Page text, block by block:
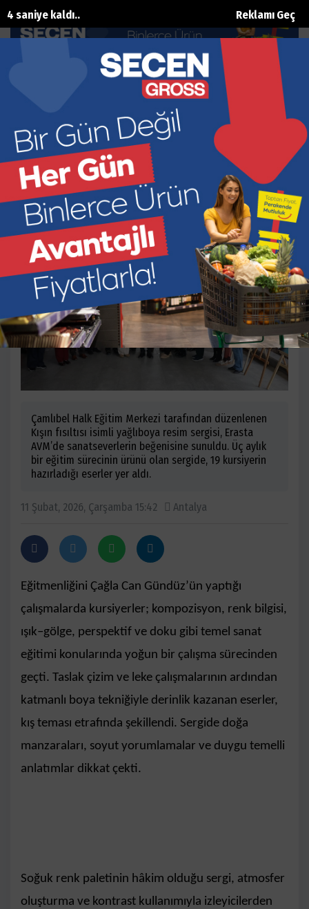
Reklamı Geç
3 saniye kaldı..
Resim Sergisi Sanatseverlerle
Buluştu
Ana Sayfa Kültür Sanat
Çamlıbel Halk Eğitim Merkezi tarafından düzenlenen
Kışın fısıltısı isimli yağlıboya resim sergisi, Erasta
AVM’de sanatseverlerin beğenisine sunuldu. Üç aylık
bir eğitim sürecinin ürünü olan sergide, 19 kursiyerin
hazırladığı eserler yer aldı.
11 Şubat, 2026, Çarşamba 15:42 Antalya
Eğitmenliğini Çağla Can Gündüz’ün yaptığı
çalışmalarda kursiyerler; kompozisyon, renk bilgisi,
ışık–gölge, perspektif ve doku gibi temel sanat
eğitimi konularında yoğun bir çalışma sürecinden
geçti. Taslak çizim ve leke çalışmalarının ardından
katmanlı boya tekniğiyle derinlik kazanan eserler,
kış teması etrafında şekillendi. Sergide doğa
manzaraları, soyut yorumlamalar ve duygu temelli
anlatımlar dikkat çekti.
Soğuk renk paletinin hâkim olduğu sergi, atmosfer
oluşturma ve kontrast kullanımıyla izleyicilerden